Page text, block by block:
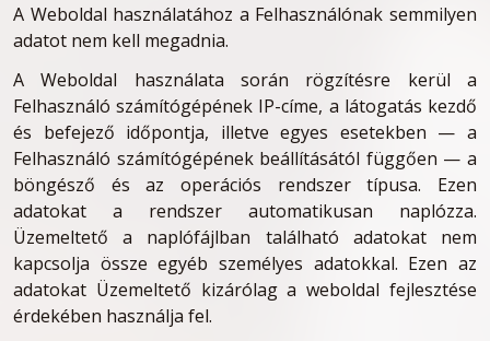
A Weboldal használatához a Felhasználónak semmilyen
adatot nem kell megadnia.
A Weboldal használata során rögzítésre kerül a
Felhasználó számítógépének IP-címe, a látogatás kezdő
és befejező időpontja, illetve egyes esetekben — a
Felhasználó számítógépének beállításától függően — a
böngésző és az operációs rendszer típusa. Ezen
adatokat a rendszer automatikusan naplózza.
Üzemeltető a naplófájlban található adatokat nem
kapcsolja össze egyéb személyes adatokkal. Ezen az
adatokat Üzemeltető kizárólag a weboldal fejlesztése
érdekében használja fel.